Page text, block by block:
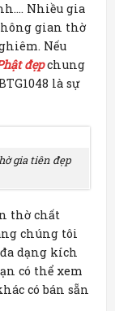
Nhiều gia
gian thờ
Nếu
đẹpchung
là sự
gia tiên đẹp
thờ chất
chúng tôi
dạng kích
có thể xem
có bán sẵn